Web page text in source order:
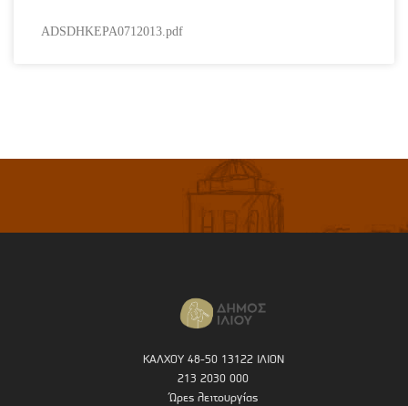
ADSDHKEPA0712013.pdf
ΚΑΛΧΟΥ 48-50 13122 ΙΛΙΟΝ
213 2030 000
Ώρες λειτουργίας